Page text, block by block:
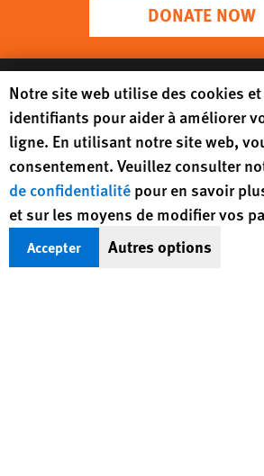
DONATE NOW
Recevoir des infos (en
Human Rights Watch cookie
Notre site web utilise des cookies
identifiants pour aider à améliorer
ligne. En utilisant notre site web,
consentement. Veuillez consulter
de confidentialité pour en savoir
et sur les moyens de modifier vos
Accepter Autres options